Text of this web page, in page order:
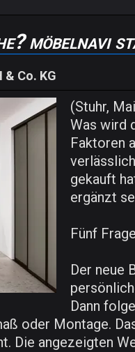
möbelnavi
& Co. KG
(Stuhr,
Was wird
Faktoren
gekauft
ergänzt
Fünf
Der neue
Dann
oder Montage.
Die angezeigten